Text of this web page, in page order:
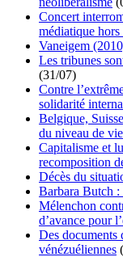
Concert
médiatique hors
Vaneigem
Les tribunes
(31/07)
Contre
solidarité
Belgique,
du niveau de vie
Capitalisme et
recomposition
Décès du
Barbara Butch :
Mélenchon
d’avance pour
Des documents
vénézuéliennes